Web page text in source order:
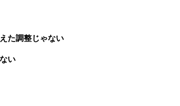
た調整じゃない
い